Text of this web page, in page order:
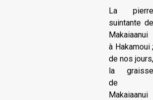
La pierre
suintante de
Makaiaanui
à Hakamoui ;
de nos jours,
la graisse
de
Makaiaanui